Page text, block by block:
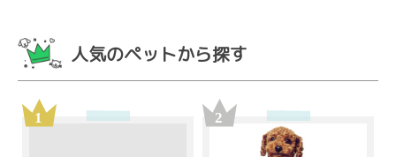
人気のペットから探す